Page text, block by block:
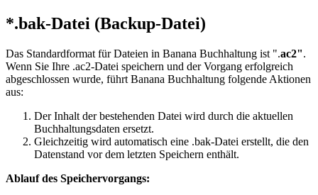
*.bak-Datei (Backup-Datei)
Das Standardformat für Dateien in Banana Buchhaltung ist ".ac2".
Wenn Sie Ihre .ac2-Datei speichern und der Vorgang erfolgreich
abgeschlossen wurde, führt Banana Buchhaltung folgende Aktionen
aus:
Der Inhalt der bestehenden Datei wird durch die aktuellen
Buchhaltungsdaten ersetzt.
Gleichzeitig wird automatisch eine .bak-Datei erstellt, die den
Datenstand vor dem letzten Speichern enthält.
Ablauf des Speichervorgangs: